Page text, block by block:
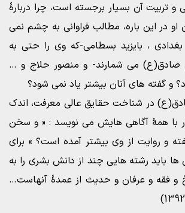
تربیت آن بسیار برجسته است، چرا دربارۀ
در این باره، مطالب فراوانی به چشم نمی
بغدادی ، بایزید بسطامی-که وی را حتی به
صادق(ع) می شمارند- و منصور حلاج و …
و گفته های آنان بیشتر یاد نمی شود؟
در شناخت حقایق عالی معرفت، اندک
با همۀ آگاهی هایش می نویسد : « و سخن
و روایت از وی بیشتر آمده است؟ » برای
باید رشته هایی چند از دانش بشری را به
و فقه و عرفان و حدیث از عمدۀ آنهاست…